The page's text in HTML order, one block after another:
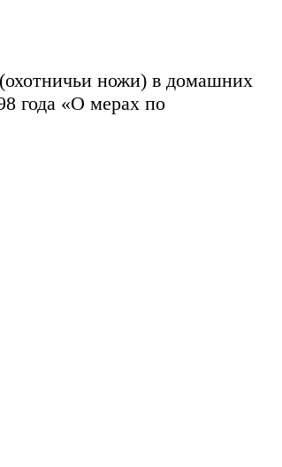
(охотничьи ножи) в домашних
года «О мерах по